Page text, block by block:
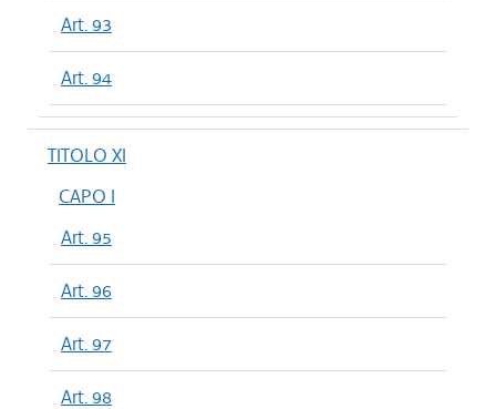
Art. 93
Art. 94
TITOLO XI
CAPO I
Art. 95
Art. 96
Art. 97
Art. 98